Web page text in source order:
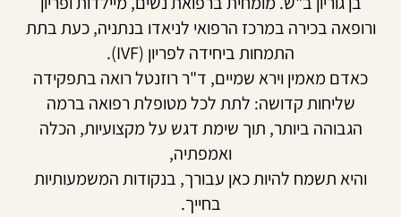
בכירה במרכזהרפואי לניאדו בנתניה, כעת בתת
התמחות ביחידה לפריון (IVF).
כאדם מאמין וירא שמיים, ד"ר רוזנטל רואה בתפקידה
שליחות קדושה:לתתלכל מטופלתרפואהברמה
הגבוהה ביותר, תוך שימת דגש על מקצועיות, הכלה
ואמפתיה,
והיא תשמח להיות כאן עבורך, בנקודות המשמעותיות
בחייך.